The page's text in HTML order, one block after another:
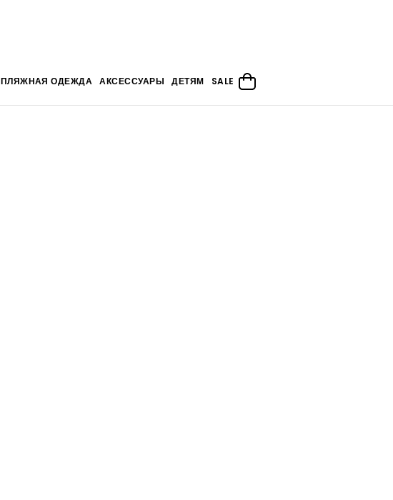
ПЛЯЖНАЯ ОДЕЖДА АКСЕССУАРЫ ДЕТЯМ SALE